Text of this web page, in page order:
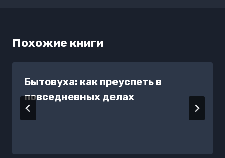
Похожие книги
Бытовуха: как преуспеть в
повседневных делах